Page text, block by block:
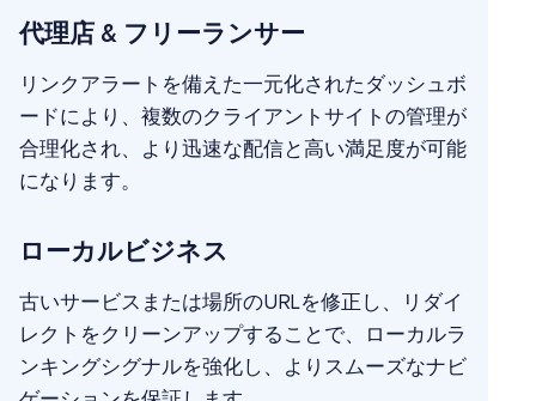
代理店 & フリーランサー
リンクアラートを備えた一元化されたダッシュボ
ードにより、複数のクライアントサイトの管理が
合理化され、より迅速な配信と高い満足度が可能
になります。
ローカルビジネス
古いサービスまたは場所のURLを修正し、リダイ
レクトをクリーンアップすることで、ローカルラ
ンキングシグナルを強化し、よりスムーズなナビ